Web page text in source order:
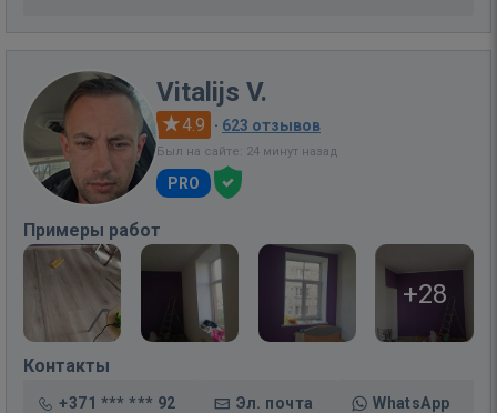
Vitalijs V.
4.9 · 623 отзывов
Был на сайте: 24 минут назад
PRO
Примеры работ
+28
Контакты
+371 *** *** 92 Эл. почта WhatsApp